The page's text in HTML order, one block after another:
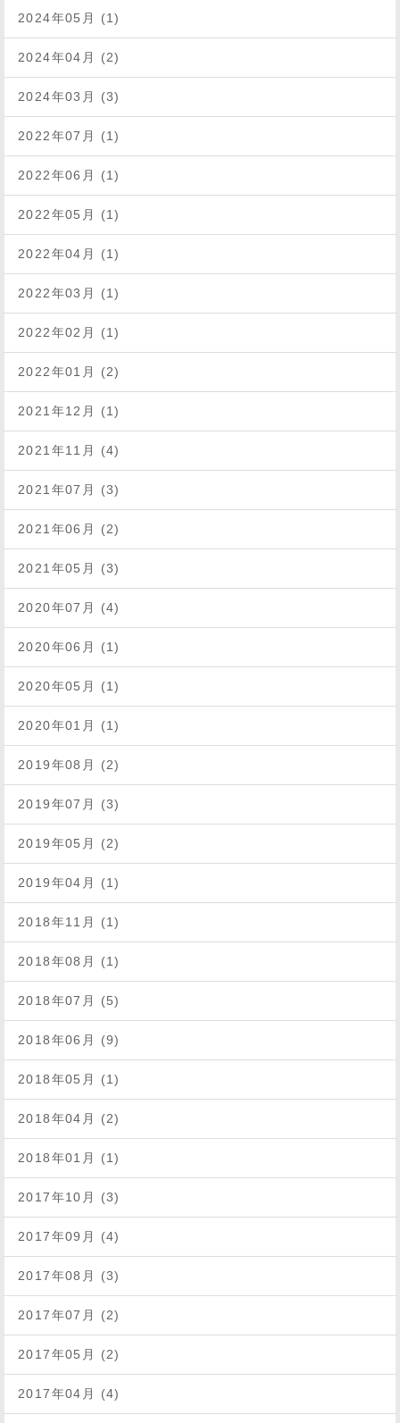
2024年05月 (1)
2024年04月 (2)
2024年03月 (3)
2022年07月 (1)
2022年06月 (1)
2022年05月 (1)
2022年04月 (1)
2022年03月 (1)
2022年02月 (1)
2022年01月 (2)
2021年12月 (1)
2021年11月 (4)
2021年07月 (3)
2021年06月 (2)
2021年05月 (3)
2020年07月 (4)
2020年06月 (1)
2020年05月 (1)
2020年01月 (1)
2019年08月 (2)
2019年07月 (3)
2019年05月 (2)
2019年04月 (1)
2018年11月 (1)
2018年08月 (1)
2018年07月 (5)
2018年06月 (9)
2018年05月 (1)
2018年04月 (2)
2018年01月 (1)
2017年10月 (3)
2017年09月 (4)
2017年08月 (3)
2017年07月 (2)
2017年05月 (2)
2017年04月 (4)